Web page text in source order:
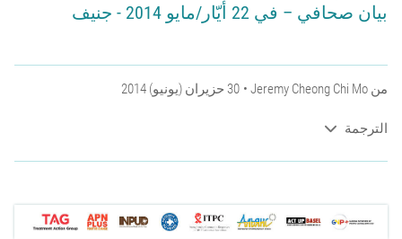
بيان صحافي – في 22 أيّار/مايو 2014 - جنيف
من Jeremy Cheong Chi Mo 30 حزيران (يونيو) 2014
الترجمة